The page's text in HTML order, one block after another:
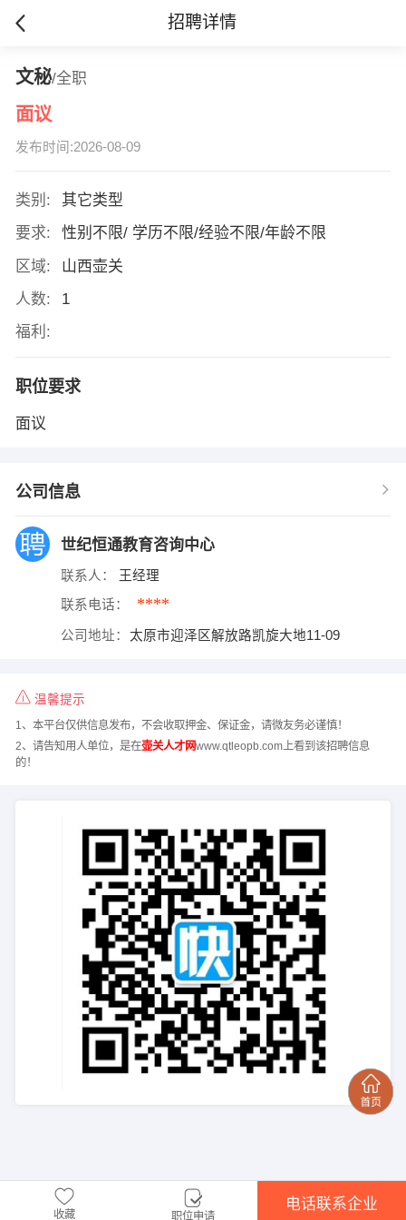
招聘详情
文秘/全职
面议
发布时间:2026-08-09
类别:
其它类型
要求:
性别不限/ 学历不限/经验不限/年龄不限
区域:
山西壶关
人数:
1
福利:
职位要求
面议
公司信息
世纪恒通教育咨询中心
联系人： 王经理
联系电话： ****
公司地址： 太原市迎泽区解放路凯旋大地11-09
温馨提示
1、本平台仅供信息发布，不会收取押金、保证金，请微友务必谨慎！
2、请告知用人单位，是在壶关人才网www.qtleopb.com上看到该招聘信息
的！
收藏 职位申请
电话联系企业